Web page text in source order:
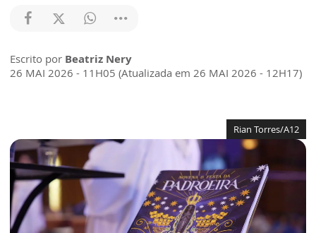
Escrito por Beatriz Nery
26 MAI 2026 - 11H05 (Atualizada em 26 MAI 2026 - 12H17)
Rian Torres/A12